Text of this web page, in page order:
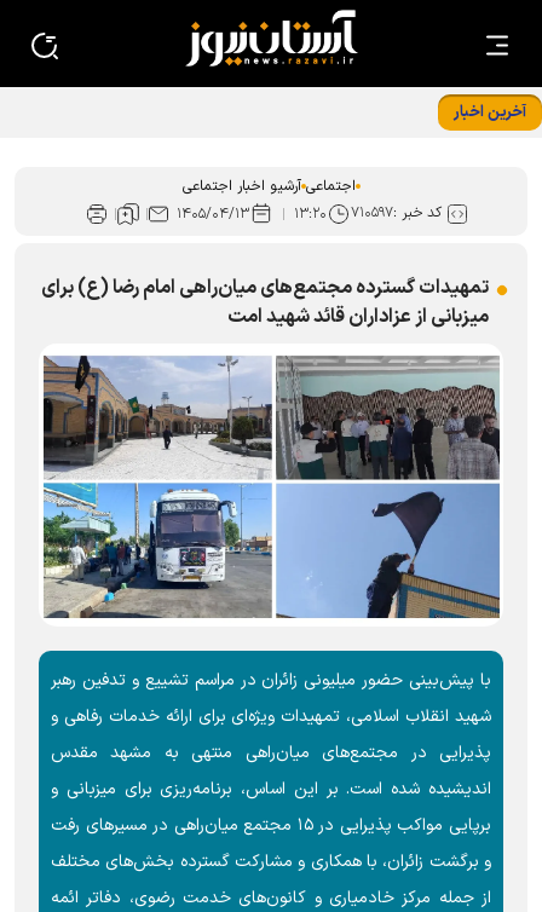
آخرین اخبار
اجتماعی آرشیو اخبار اجتماعی
کد خبر :۷۱۰۵۹۷ ۱۳:۲۰ ۱۴۰۵/۰۴/۱۳
تمهیدات گسترده مجتمع‌های میان‌راهی امام رضا (ع) برای
میزبانی از عزاداران قائد شهید امت
با پیش‌بینی حضور میلیونی زائران در مراسم تشییع و تدفین رهبر
شهید انقلاب اسلامی، تمهیدات ویژه‌ای برای ارائه خدمات رفاهی و
پذیرایی در مجتمع‌های میان‌راهی منتهی به مشهد مقدس
اندیشیده شده است. بر این اساس، برنامه‌ریزی برای میزبانی و
برپایی مواکب پذیرایی در ۱۵ مجتمع میان‌راهی در مسیر‌های رفت
و برگشت زائران، با همکاری و مشارکت گسترده بخش‌های مختلف
از جمله مرکز خادمیاری و کانون‌های خدمت رضوی، دفاتر ائمه